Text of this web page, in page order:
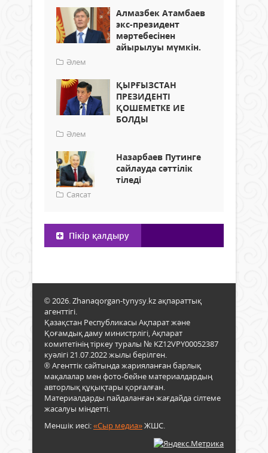
Алмазбек Атамбаев
экс-президент
мәртебесінен
айырылуы мүмкін.
Әлем
ҚЫРҒЫЗСТАН
ПРЕЗИДЕНТІ
ҚОШЕМЕТКЕ ИЕ
БОЛДЫ
Әлем
Назарбаев Путинге
сайлауда сәттілік
тіледі
Саясат
Пікір қалдыру
© 2026. Zhanaqorgan-tynysy.kz ақпараттық
агенттігі.
Қазақстан Республикасы Ақпарат және
Қоғамдық даму министрлігі, Ақпарат
комитетінің тіркеу туралы № KZ12VPY00052387
куәлігі 21.07.2022 жылы берілген.
® Агенттік сайтында жарияланған барлық
мақалалар мен фото-бейне материалдардың
авторлық құқықтары қорғалған.
Материалдарды пайдаланған жағдайда сілтеме
жасалуы міндетті.
Меншік иесі:«Сыр медиа»ЖШС.